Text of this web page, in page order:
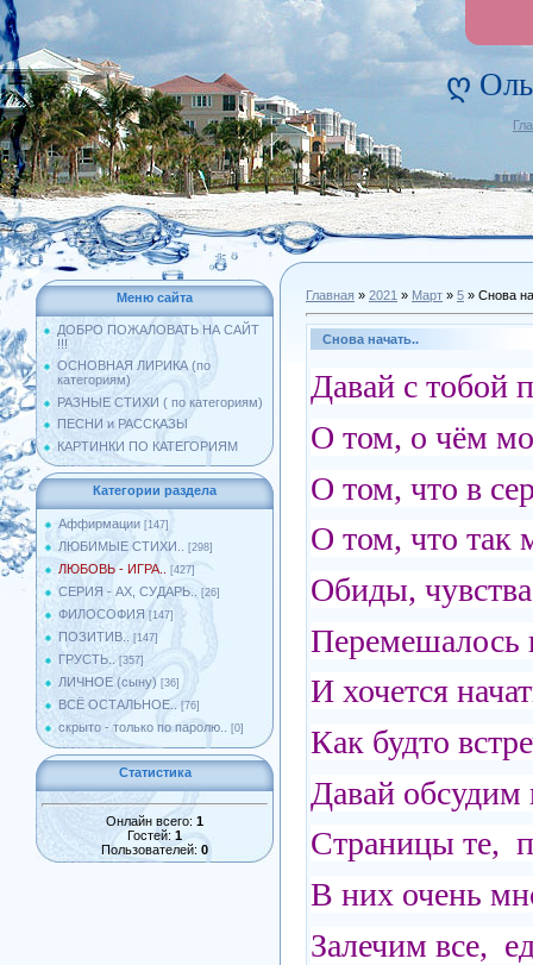
ღ
Меню сайта
ДОБРО ПОЖАЛОВАТЬ НА САЙТ
!!!
ОСНОВНАЯ ЛИРИКА (по
категориям)
РАЗНЫЕ СТИХИ ( по категориям)
ПЕСНИ и РАССКАЗЫ
КАРТИНКИ ПО КАТЕГОРИЯМ
Категории раздела
Аффирмации [147]
ЛЮБИМЫЕ СТИХИ.. [298]
ЛЮБОВЬ - ИГРА.. [427]
СЕРИЯ - АХ, СУДАРЬ.. [26]
ФИЛОСОФИЯ [147]
ПОЗИТИВ.. [147]
ГРУСТЬ.. [357]
ЛИЧНОЕ (сыну) [36]
ВСЁ ОСТАЛЬНОЕ.. [76]
скрыто - только по паролю.. [0]
Статистика
Онлайн всего: 1
Гостей: 1
Пользователей: 0
Главная » 2021 » Март » 5 » Снова
Снова начать..
Давай с тобой
О том, о чём
О том, что в
О том, что так
Обиды,
Перемешалось
И хочется
Как будто
Давай
Страницы те,
В них очень
Залечим все,